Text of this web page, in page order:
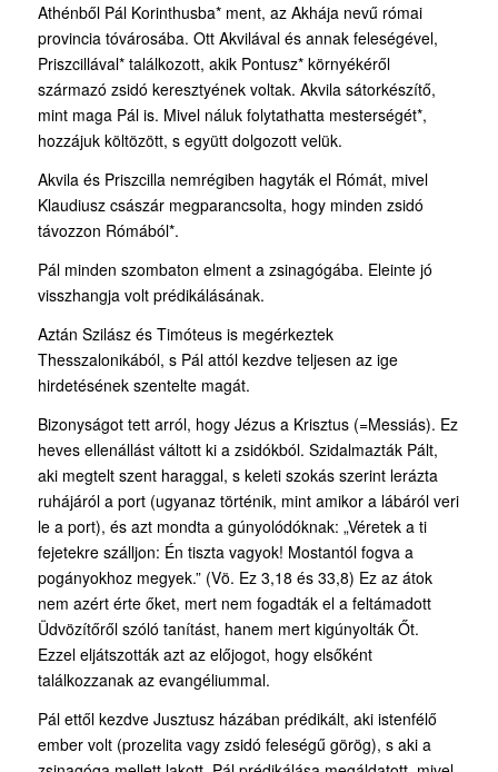
Athénből Pál Korinthusba* ment, az Akhája nevű római
provincia tóvárosába. Ott Akvilával és annak feleségével,
Priszcillával* találkozott, akik Pontusz* környékéről
származó zsidó keresztyének voltak. Akvila sátorkészítő,
mint maga Pál is. Mivel náluk folytathatta mesterségét*,
hozzájuk költözött, s együtt dolgozott velük.
Akvila és Priszcilla nemrégiben hagyták el Rómát, mivel
Klaudiusz császár megparancsolta, hogy minden zsidó
távozzon Rómából*.
Pál minden szombaton elment a zsinagógába. Eleinte jó
visszhangja volt prédikálásának.
Aztán Szilász és Timóteus is megérkeztek
Thesszalonikából, s Pál attól kezdve teljesen az ige
hirdetésének szentelte magát.
Bizonyságot tett arról, hogy Jézus a Krisztus (=Messiás). Ez
heves ellenállást váltott ki a zsidókból. Szidalmazták Pált,
aki megtelt szent haraggal, s keleti szokás szerint lerázta
ruhájáról a port (ugyanaz történik, mint amikor a lábáról veri
le a port), és azt mondta a gúnyolódóknak: „Véretek a ti
fejetekre szálljon: Én tiszta vagyok! Mostantól fogva a
pogányokhoz megyek.” (Vö. Ez 3,18 és 33,8) Ez az átok
nem azért érte őket, mert nem fogadták el a feltámadott
Üdvözítőről szóló tanítást, hanem mert kigúnyolták Őt.
Ezzel eljátszották azt az előjogot, hogy elsőként
találkozzanak az evangéliummal.
Pál ettől kezdve Jusztusz házában prédikált, aki istenfélő
ember volt (prozelita vagy zsidó feleségű görög), s aki a